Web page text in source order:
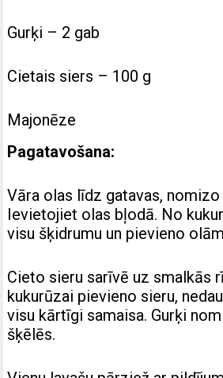
Gurķi – 2 gab
Cietais siers – 100 g
Majonēze
Pagatavošana:
Vāra olas līdz gatavas,
Ievietojiet olas bļodā. No
visu šķidrumu un pievieno
Cieto sieru sarīvē uz smalkās
kukurūzai pievieno sieru,
visu kārtīgi samaisa. Gurķi
šķēlēs.